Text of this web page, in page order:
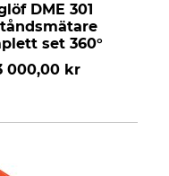
DME 301
set 360°
000,00 kr